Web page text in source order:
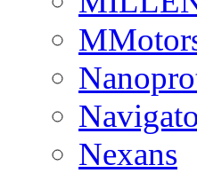
Nexans